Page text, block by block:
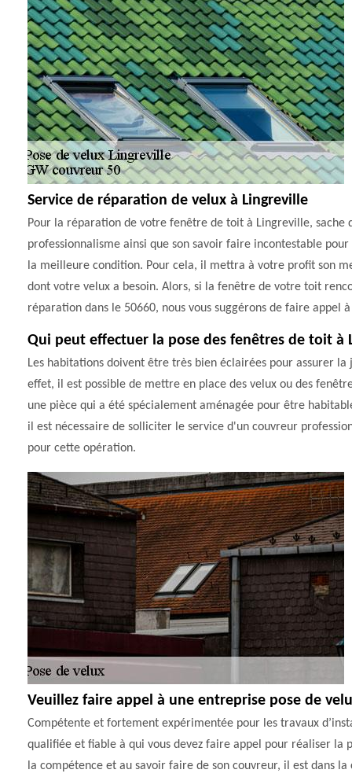
Service de réparation de velux à Lingreville
Pour la réparation de votre fenêtre de toit à Lingreville,
professionnalisme ainsi que son savoir faire incontestable
la meilleure condition. Pour cela, il mettra à votre profit son
dont votre velux a besoin. Alors, si la fenêtre de votre toit
réparation dans le 50660, nous vous suggérons de faire appel
Qui peut effectuer la pose des fenêtres de toit à
Les habitations doivent être très bien éclairées pour assurer
effet, il est possible de mettre en place des velux ou des
une pièce qui a été spécialement aménagée pour être
il est nécessaire de solliciter le service d'un couvreur
pour cette opération.
Veuillez faire appel à une entreprise pose de
Compétente et fortement expérimentée pour les travaux
qualifiée et fiable à qui vous devez faire appel pour réaliser la
la compétence et au savoir faire de son couvreur, il est dans